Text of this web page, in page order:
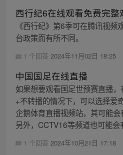
西行纪6在线观看免费完整
《西行纪》第6季可在腾讯视
台政策而有所不同。
1 个回答 2024年11月02日 18:25
中国国足在线直播
如果想要观看国足世预赛直播
+不转播的情况下，可以选择爱
企鹅体育直播视频站，其可能会
另外，CCTV16等频道也可能会
1 个回答 2024年10月21日 17:18